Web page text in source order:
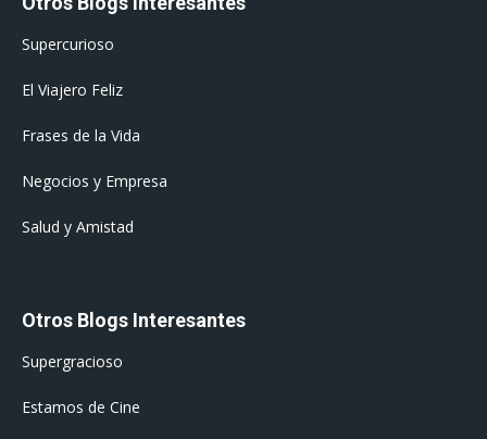
Supercurioso
El Viajero Feliz
Frases de la Vida
Negocios y Empresa
Salud y Amistad
Otros Blogs Interesantes
Supergracioso
Estamos de Cine